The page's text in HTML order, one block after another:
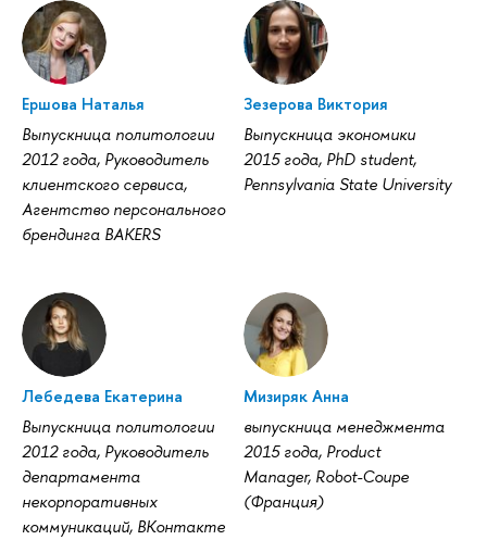
Ершова Наталья
Выпускница политологии
2012 года, Руководитель
клиентского сервиса,
Агентство персонального
брендинга BAKERS
Зезерова Виктория
Выпускница экономики
2015 года, PhD student,
Pennsylvania State University
Лебедева Екатерина
Выпускница политологии
2012 года, Руководитель
департамента
некорпоративных
коммуникаций, ВКонтакте
Мизиряк Анна
выпускница менеджмента
2015 года, Product
Manager, Robot-Coupe
(Франция)